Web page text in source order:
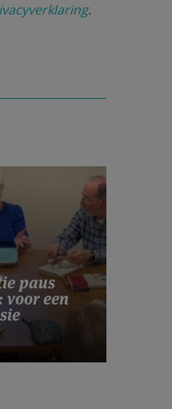
.
paus
voor een